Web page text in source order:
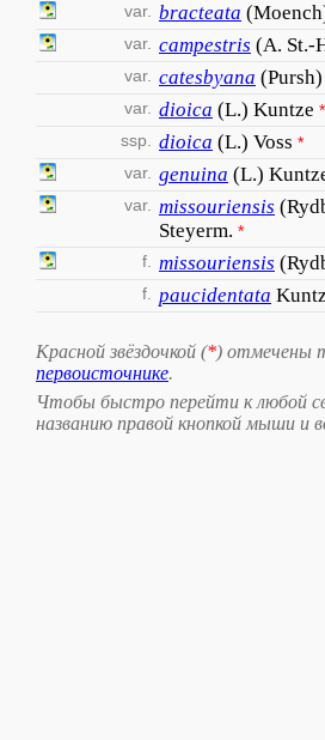
var. bracteata
var. campestris (A. St.-
var. catesbyana
var. dioica (L.) Kuntze *
ssp.
dioica (L.) Voss *
var. genuina (L.)
var. missouriensis
Steyerm. *
f.
missouriensis
f. paucidentata
Красной звёздочкой (*) отмечены
первоисточнике.
Чтобы быстро перейти к любой
названию правой кнопкой мыши и